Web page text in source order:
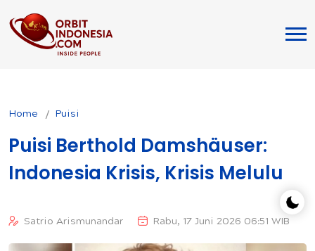
Home Puisi
Puisi Berthold Damshäuser:
Indonesia Krisis, Krisis Melulu
Satrio Arismunandar Rabu, 17 Juni 2026 06:51 WIB